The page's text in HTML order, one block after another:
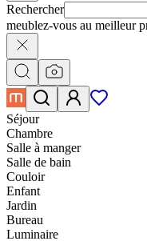
Rechercher
meublez-vous au meilleur
Séjour
Chambre
Salle à manger
Salle de bain
Couloir
Enfant
Jardin
Bureau
Luminaire